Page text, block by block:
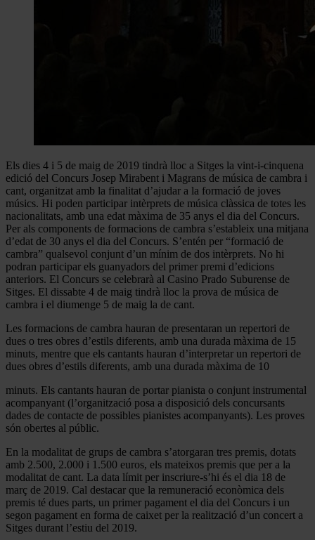
Els dies 4 i 5 de maig de 2019 tindrà lloc a Sitges la vint-i-cinquena
edició del Concurs Josep Mirabent i Magrans de música de cambra i
cant, organitzat amb la finalitat d’ajudar a la formació de joves
músics. Hi poden participar intèrprets de música clàssica de totes les
nacionalitats, amb una edat màxima de 35 anys el dia del Concurs.
Per als components de formacions de cambra s’estableix una mitjana
d’edat de 30 anys el dia del Concurs. S’entén per “formació de
cambra” qualsevol conjunt d’un mínim de dos intèrprets. No hi
podran participar els guanyadors del primer premi d’edicions
anteriors. El Concurs se celebrarà al Casino Prado Suburense de
Sitges. El dissabte 4 de maig tindrà lloc la prova de música de
cambra i el diumenge 5 de maig la de cant.
Les formacions de cambra hauran de presentaran un repertori de
dues o tres obres d’estils diferents, amb una durada màxima de 15
minuts, mentre que els cantants hauran d’interpretar un repertori de
dues obres d’estils diferents, amb una durada màxima de 10
minuts. Els cantants hauran de portar pianista o conjunt instrumental
acompanyant (l’organització posa a disposició dels concursants
dades de contacte de possibles pianistes acompanyants). Les proves
són obertes al públic.
En la modalitat de grups de cambra s’atorgaran tres premis, dotats
amb 2.500, 2.000 i 1.500 euros, els mateixos premis que per a la
modalitat de cant. La data límit per inscriure-s’hi és el dia 18 de
març de 2019. Cal destacar que la remuneració econòmica dels
premis té dues parts, un primer pagament el dia del Concurs i un
segon pagament en forma de caixet per la realització d’un concert a
Sitges durant l’estiu del 2019.